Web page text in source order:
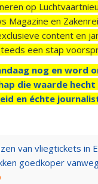
op
Magazine en
content en
een stap
nog en word
die waarde
en échte
van vliegtickets in
goedkoper